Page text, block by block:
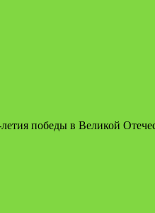
победы в Великой